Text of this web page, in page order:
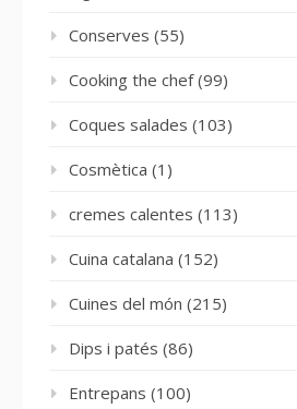
Conserves (55)
Cooking the chef(99)
Coques salades (103)
Cosmètica (1)
cremes calentes (113)
Cuina catalana (152)
Cuines del món (215)
Dips i patés (86)
Entrepans (100)